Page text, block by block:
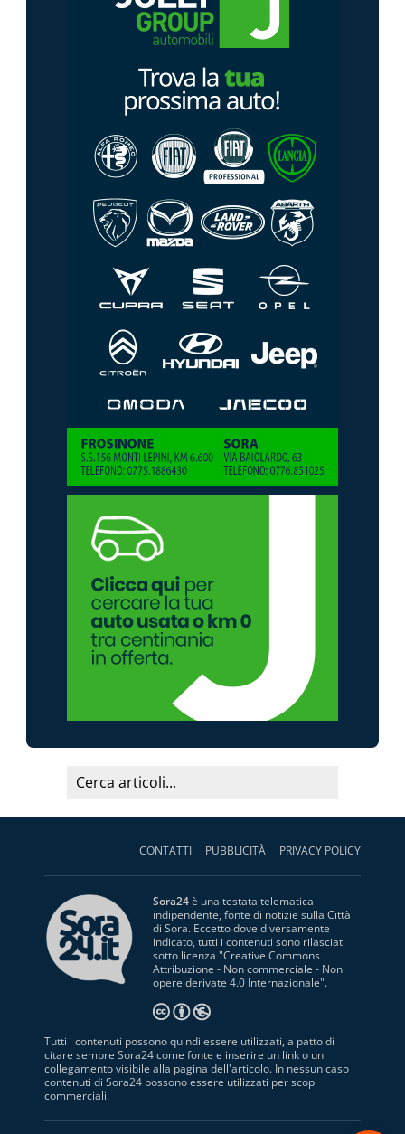
CONTATTI PUBBLICITÀ PRIVACY POLICY
Sora24è una testata telematica
indipendente, fonte di notizie sulla Città
di Sora. Eccetto dove diversamente
indicato, tutti i contenuti sono rilasciati
sotto licenza "Creative Commons
Attribuzione - Non commerciale - Non
opere derivate 4.0 Internazionale".
Tutti i contenuti possono quindi essere utilizzati, a patto di
citare sempre Sora24 come fonte e inserire un link o un
collegamento visibile alla pagina dell'articolo. In nessun caso i
contenuti di Sora24 possono essere utilizzati per scopi
commerciali.